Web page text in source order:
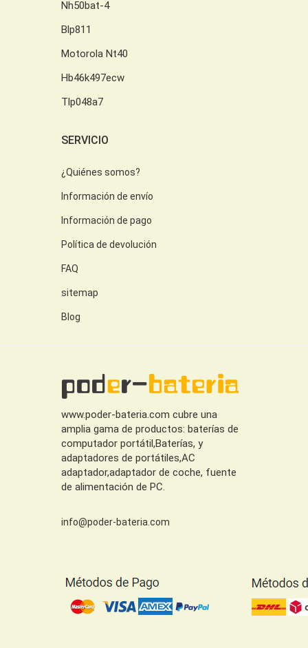
Nh50bat-4
Blp811
Motorola Nt40
Hb46k497ecw
Tlp048a7
SERVICIO
¿Quiénes somos?
Información de envío
Información de pago
Política de devolución
FAQ
sitemap
Blog
www.poder-bateria.com cubre una
amplia gama de productos: baterías de
computador portátil,Baterías, y
adaptadores de portátiles,AC
adaptador,adaptador de coche, fuente
de alimentación de PC.
info@poder-bateria.com